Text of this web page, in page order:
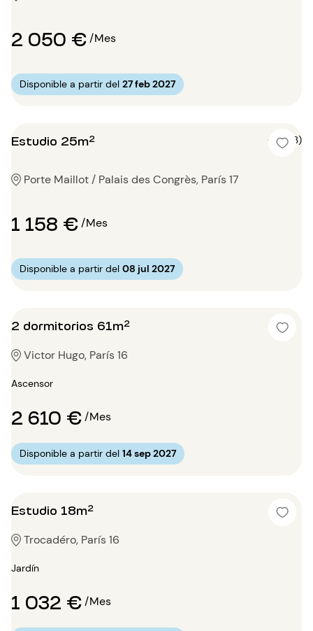
2 050 €/Mes
Disponible a partir del 27 feb 2027
Estudio 25m² 5 (3)
Porte Maillot / Palais des Congrès, París 17
1 158 €/Mes
Disponible a partir del 08 jul 2027
2 dormitorios 61m²
Victor Hugo, París 16
Ascensor
2 610 €/Mes
Disponible a partir del 14 sep 2027
Estudio 18m²
Trocadéro, París 16
Jardín
1 032 €/Mes